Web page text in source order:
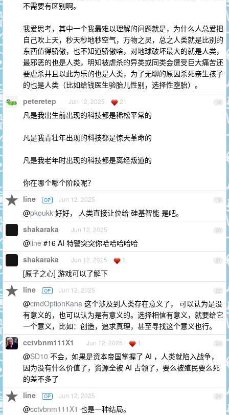
不需要有区别啊。
我爱思考，其中一个我最难以理解的问题就是，为什么人总爱把
自己吹上天，秒天秒地秒空气，万物之灵，总之人类就是比别的
东西值得骄傲，也不知道骄傲啥，对地球破坏最大的就是人类，
最邪恶的也是人类，明知被虐杀的异类或同类会遭受巨大痛苦还
要虐杀并且以此为乐的也是人类，为了无聊的原因杀死亲生孩子
的也是人类（比如给钱医生验胎儿性别，选择性堕胎）。
18
peteretep Jun 12, 2025 21
凡是我出生前出现的科技都是稀松平常的
凡是我青壮年出现的科技都是惊天革命的
凡是我老年时出现的科技都是离经叛道的
你在哪个哪个阶段呢？
19
line OP Jun 12, 2025
@pkoukk 好好， 人类直接让位给 硅基智能 是吧。
20
shakaraka Jun 12, 2025
@line #16 AI 特警突突你哈哈哈哈哈
21
shakaraka Jun 12, 2025 1
[原子之心] 游戏可以了解下
22
line OP Jun 12, 2025
@cmdOptionKana 这个涉及到人类存在意义了， 可以认为是没
有意义的，也可以认为是有意义的。选择相信有意义，就要给它
一个意义，比如：创造，追求真理，甚至寻找这个意义也行。
23
cctvbnm111X1 Jun 12, 2025 1
@SD10 不会，如果是资本帝国掌握了 AI ，人类就陷入战争，
因为没有什么价值了，资源全被 AI 占领了，要么被殖民要么死
的差不多了
24
line OP Jun 12, 2025
@cctvbnm111X1 也是一种结局。